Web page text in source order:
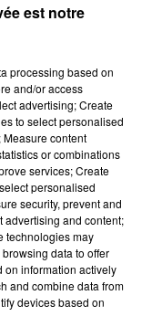
sur les routes
est notre
processing based on
and/or access
advertising; Create
to select personalised
content
or combinations
services; Create
personalised
security, prevent and
advertising and content;
technologies may
data to offer
on information actively
and combine data from
devices based on